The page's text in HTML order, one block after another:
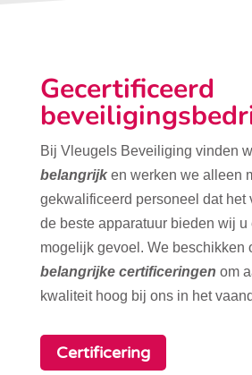
Gecertificeerd
Bij Vleugels Beveiliging vinden
belangrijk en werken we alleen
gekwalificeerd personeel dat het
de beste apparatuur bieden wij u
mogelijk gevoel. We beschikken
belangrijke certificeringen om
kwaliteit hoog bij ons in het
Certificering